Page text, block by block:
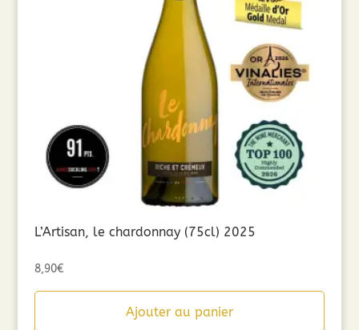
L’Artisan, le chardonnay (75cl) 2025
8,90€
Ajouter au panier